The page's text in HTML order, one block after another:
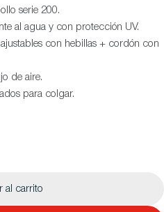
serie 200.
al agua y con protección UV.
con hebillas + cordón con
de aire.
para colgar.
al carrito